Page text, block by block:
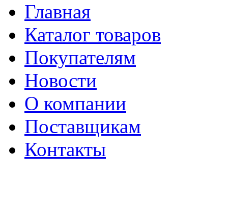
Главная
Каталог товаров
Покупателям
Новости
О компании
Поставщикам
Контакты